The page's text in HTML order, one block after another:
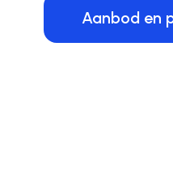
Aanbod en